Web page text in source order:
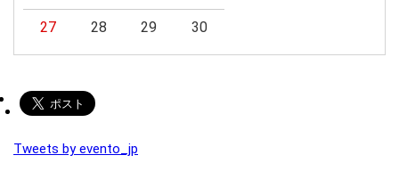
27 28 29 30
Tweets by evento_jp